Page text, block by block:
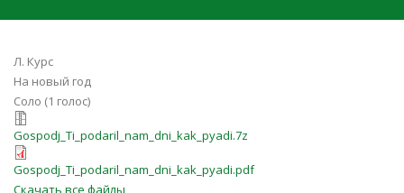
Л. Курс
На новый год
Соло (1 голос)
Gospodj_Ti_podaril_nam_dni_kak_pyadi.7z
Gospodj_Ti_podaril_nam_dni_kak_pyadi.pdf
Скачать все файлы